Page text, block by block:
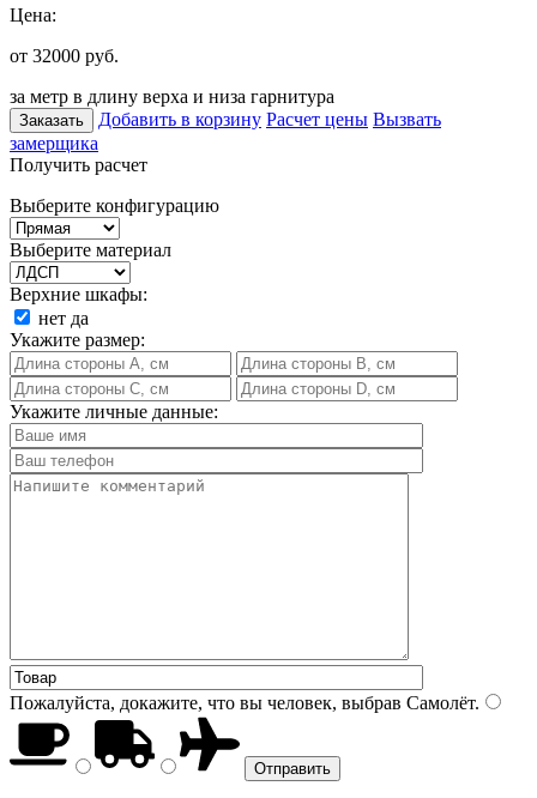
Цена:
от 32000 руб.
за метр в длину верха и низа гарнитура
Заказать Добавить в корзину Расчет цены Вызвать
замерщика
Получить расчет
Выберите конфигурацию
Выберите материал
Верхние шкафы:
нет да
Укажите размер:
Укажите личные данные:
Пожалуйста, докажите, что вы человек, выбрав Самолёт.